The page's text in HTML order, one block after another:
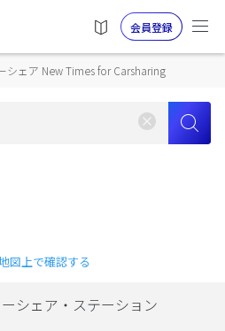
会員登録
シェア New Times for Carsharing
図上で確認する
シェア・ステーション